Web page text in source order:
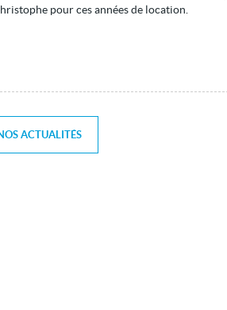
pour ces années de location.
ACTUALITÉS